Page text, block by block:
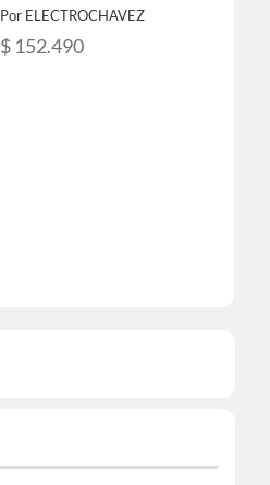
Por ELECTROCHAVEZ
$ 152.490